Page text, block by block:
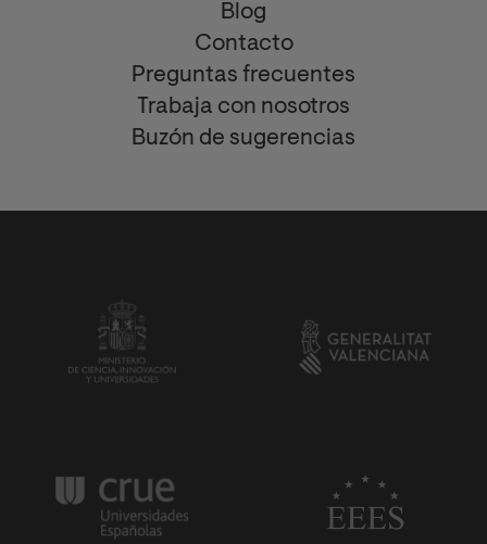
Blog
Contacto
Preguntas frecuentes
Trabaja con nosotros
Buzón de sugerencias